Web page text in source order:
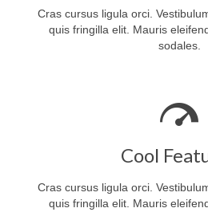
Cras cursus ligula orci.
quis fringilla elit. Mauris
sodales.
Cool
Cras cursus ligula orci.
quis fringilla elit. Mauris